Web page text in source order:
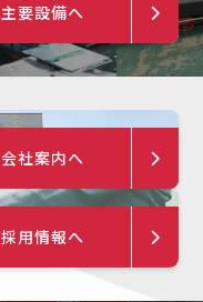
主要設備へ
会社案内へ
採用情報へ